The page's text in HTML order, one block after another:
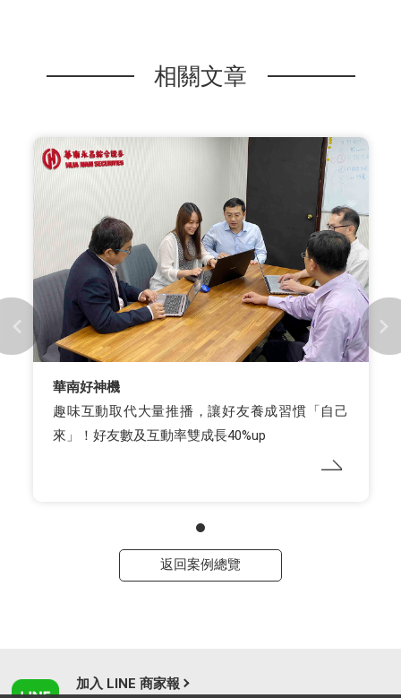
相關文章
華南好神機
趣味互動取代大量推播，讓好友養成習慣「自己
來」！好友數及互動率雙成長40%up
返回案例總覽
加入 LINE 商家報